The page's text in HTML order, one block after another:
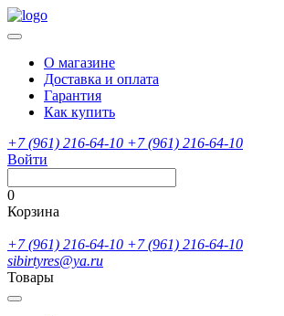
О магазине
Доставка и оплата
Гарантия
Как купить
+7 (961) 216-64-10 +7 (961) 216-64-10
Войти
0
Корзина
+7 (961) 216-64-10 +7 (961) 216-64-10
sibirtyres@ya.ru
Товары